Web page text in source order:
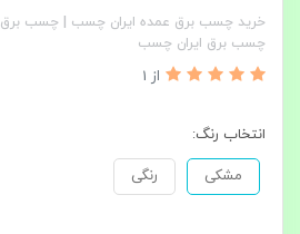
خرید چسب برق عمده ایران چسب | چسب
چسب برق ایران چسب
از 1
انتخاب رنگ:
مشکی رنگی